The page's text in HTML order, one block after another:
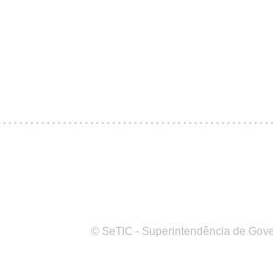
© SeTIC - Superintendência de